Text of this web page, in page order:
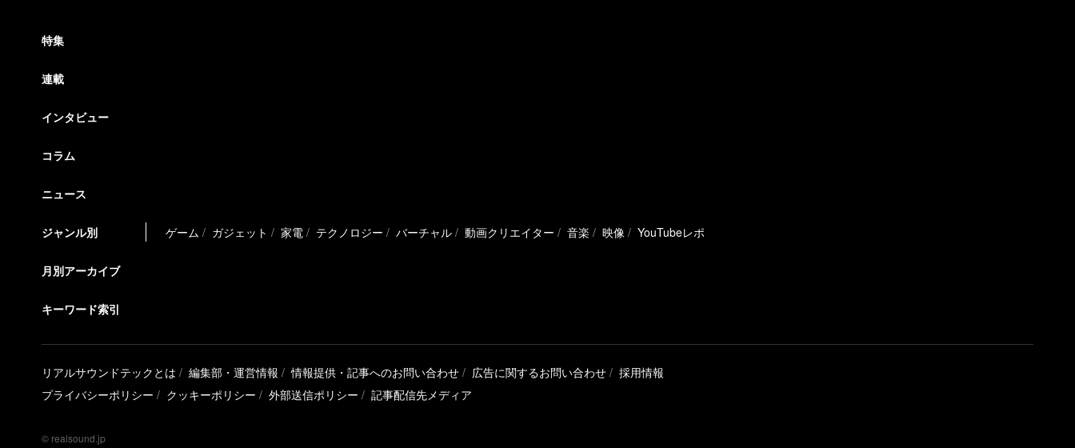
特集
連載
インタビュー
コラム
ニュース
ジャンル別 ゲーム ガジェット 家電 テクノロジー バーチャル 動画クリエイター 音楽 映像 YouTubeレポ
月別アーカイブ
キーワード索引
リアルサウンドテックとは 編集部・運営情報 情報提供・記事へのお問い合わせ 広告に関するお問い合わせ
採用情報
プライバシーポリシー
クッキーポリシー 外部送信ポリシー 記事配信先メディア
© realsound.jp